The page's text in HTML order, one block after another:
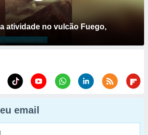
atividade no vulcão Fuego,
email